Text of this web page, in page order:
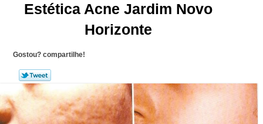
Estética Acne Jardim Novo
Horizonte
Gostou? compartilhe!